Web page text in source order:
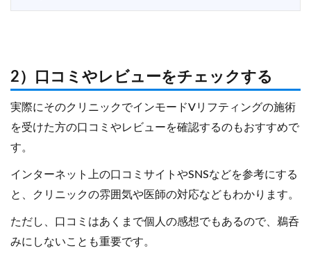
2）口コミやレビューをチェックする
実際にそのクリニックでインモードVリフティングの施術
を受けた方の口コミやレビューを確認するのもおすすめで
す。
インターネット上の口コミサイトやSNSなどを参考にする
と、クリニックの雰囲気や医師の対応などもわかります。
ただし、口コミはあくまで個人の感想でもあるので、鵜呑
みにしないことも重要です。